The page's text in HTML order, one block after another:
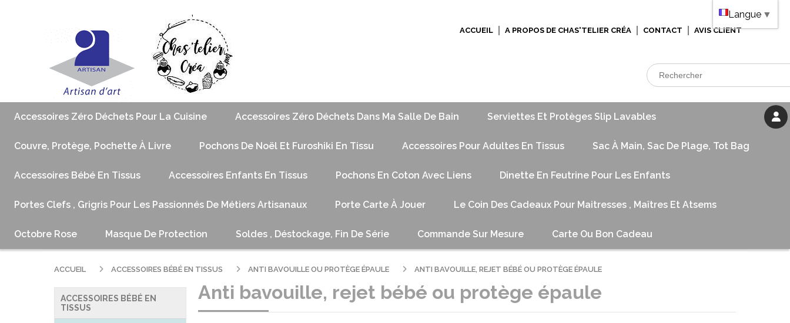
ACCUEIL A PROPOS DE CHAS'TELIER CRÉA CONTACT AVIS CLIENT
Accessoires Zéro Déchets Pour La Cuisine Accessoires Zéro Déchets Dans Ma Salle De Bain Serviettes Et Protèges Slip Lavables
Couvre, Protège, Pochette À Livre Pochons De Noël Et Furoshiki En Tissu Accessoires Pour Adultes En Tissus Sac À Main, Sac De Plage, Tot Bag
Accessoires Bébé En Tissus Accessoires Enfants En Tissus Pochons En Coton Avec Liens Dinette En Feutrine Pour Les Enfants
Portes Clefs , Grigris Pour Les Passionnés De Métiers Artisanaux Porte Carte À Jouer Le Coin Des Cadeaux Pour Maitresses , Maîtres Et Atsems
Octobre Rose Masque De Protection Soldes , Déstockage, Fin De Série Commande Sur Mesure Carte Ou Bon Cadeau
ACCESSOIRES BÉBÉ EN
TISSUS
ACCUEIL ACCESSOIRES BÉBÉ EN TISSUS ANTI BAVOUILLE OU PROTÈGE ÉPAULE ANTI BAVOUILLE, REJET BÉBÉ OU PROTÈGE ÉPAULE
Anti bavouille, rejet bébé ou protège épaule
Langue ▼